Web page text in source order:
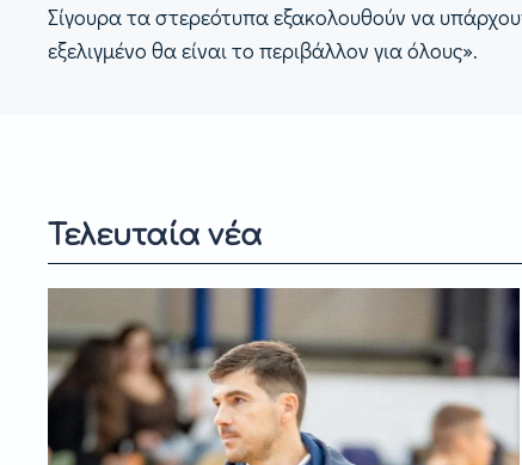
Σίγουρα τα στερεότυπα εξακολουθούν να
εξελιγμένο θα είναι το περιβάλλον για όλους».
Τελευταία νέα